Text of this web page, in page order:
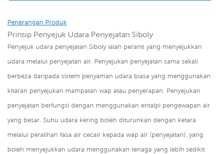
Penerangan Produk
Prinsip Penyejuk Udara Penyejatan Siboly
Penyejuk udara penyejatan Siboly ialah peranti yang menyejukkan
udara melalui penyejatan air. Penyejukan penyejatan sama sekali
berbeza daripada sistem penyaman udara biasa yang menggunakan
kitaran penyejukan mampatan wap atau penyerapan. Penyejukan
penyejatan berfungsi dengan menggunakan entalpi pengewapan air
yang besar. Suhu udara kering boleh diturunkan dengan ketara
melalui peralihan fasa air cecair kepada wap air (penyejatan), yang
boleh menyejukkan udara menggunakan tenaga yang lebih sedikit